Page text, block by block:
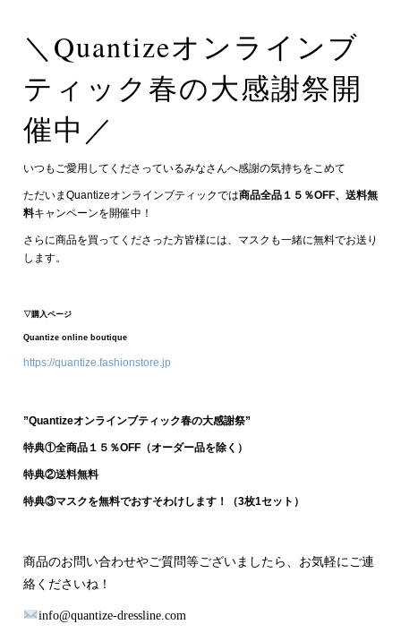
＼Quantizeオンラインブ
ティック春の大感謝祭開
催中／
いつもご愛用してくださっているみなさんへ感謝の気持ちをこめて
ただいまQuantizeオンラインブティックでは商品全品１５％OFF、送料無
料キャンペーンを開催中！
さらに商品を買ってくださった方皆様には、マスクも一緒に無料でお送り
します。
▽購入ページ
Quantize online boutique
https://quantize.fashionstore.jp
”Quantizeオンラインブティック春の大感謝祭”
特典①全商品１５％OFF（オーダー品を除く）
特典②送料無料
特典③マスクを無料でおすそわけします！（3枚1セット）
商品のお問い合わせやご質問等ございましたら、お気軽にご連
絡くださいね！
info@quantize-dressline.com